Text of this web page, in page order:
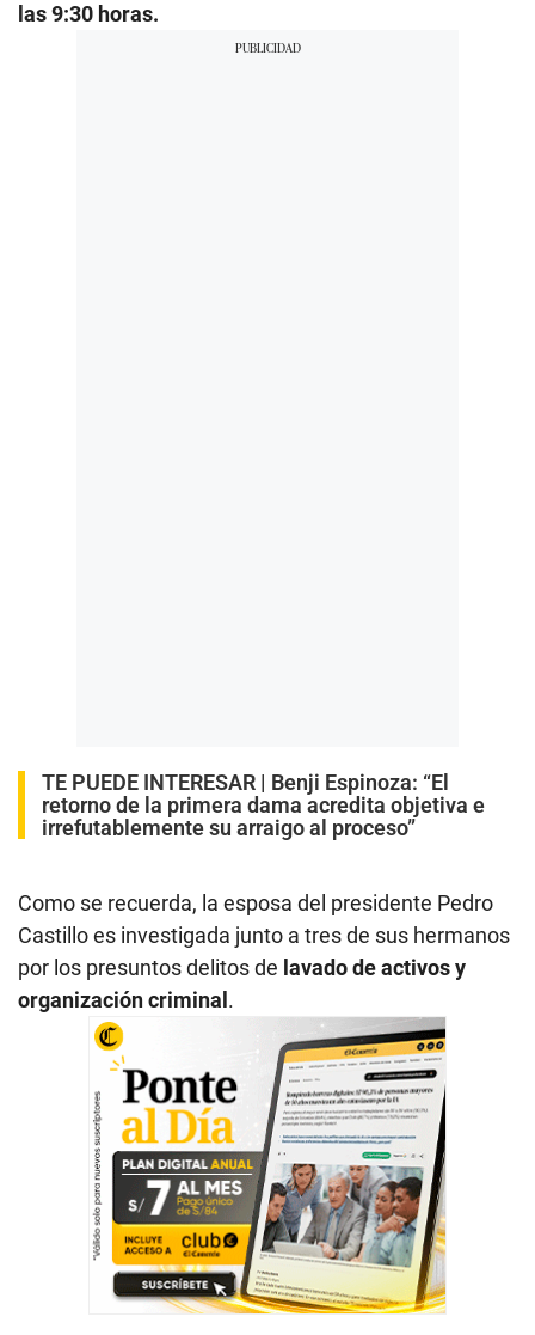
las 9:30 horas.
TE PUEDE INTERESAR | Benji Espinoza: “El
retorno de la primera dama acredita objetiva e
irrefutablemente su arraigo al proceso”
Como se recuerda, la esposa del presidente Pedro
Castillo es investigada junto a tres de sus hermanos
por los presuntos delitos de lavado de activos y
organización criminal .